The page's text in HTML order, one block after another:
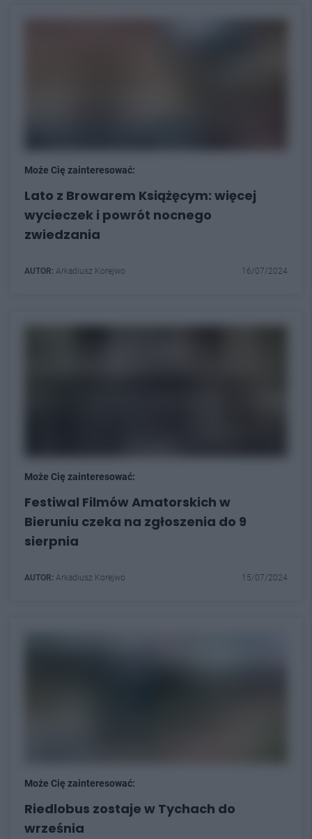
Może Cię zainteresować:
Lato z Browarem Książęcym: więcej
wycieczek i powrót nocnego
zwiedzania
AUTOR: Arkadiusz Korejwo 16/07/2024
Może Cię zainteresować:
Festiwal Filmów Amatorskich w
Bieruniu czeka na zgłoszenia do 9
sierpnia
AUTOR: Arkadiusz Korejwo 15/07/2024
Może Cię zainteresować:
Riedlobus zostaje w Tychach do
września